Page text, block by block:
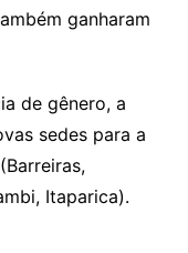
ganharam
de gênero, a
sedes para a
Itaparica).